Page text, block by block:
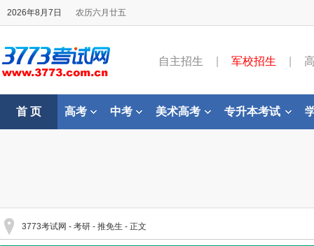
2026年8月7日 农历六月廿五
自主招生 军校招生
首 页 高考 中考 美术高考 专升本考试
3773考试网 - 考研 - 推免生 - 正文